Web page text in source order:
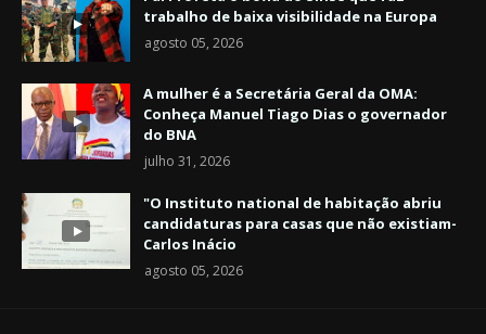
trabalho de baixa visibilidade na Europa
agosto 05, 2026
A mulher é a Secretária Geral da OMA:
Conheça Manuel Tiago Dias o governador
do BNA
julho 31, 2026
"O Instituto national de habitação abriu
candidaturas para casas que não existiam-
Carlos Inácio
agosto 05, 2026